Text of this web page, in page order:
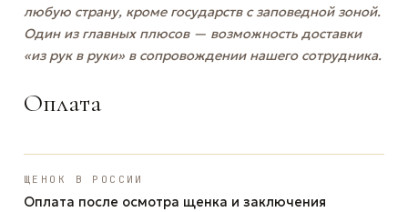
любую страну, кроме государств с заповедной зоной.
Один из главных плюсов — возможность доставки
«из рук в руки» в сопровождении нашего сотрудника.
Оплата
ЩЕНОК В РОССИИ
Оплата после осмотра щенка и заключения